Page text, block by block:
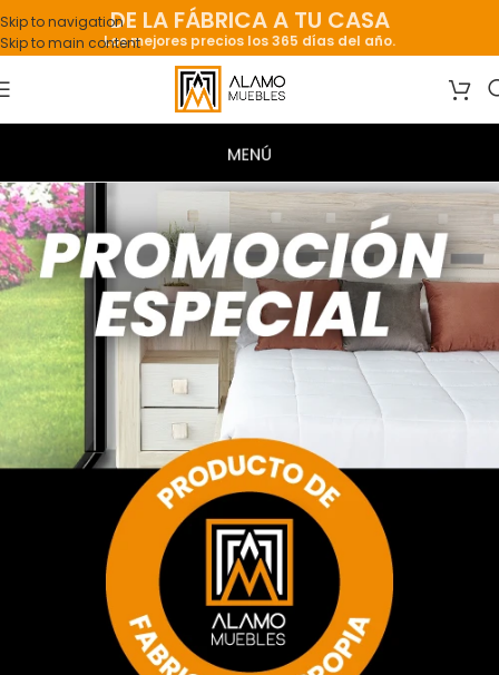
Skip to navigation
Skip to main content
DE LA FÁBRICA A TU CASA
Los mejores precios los 365 días del año.